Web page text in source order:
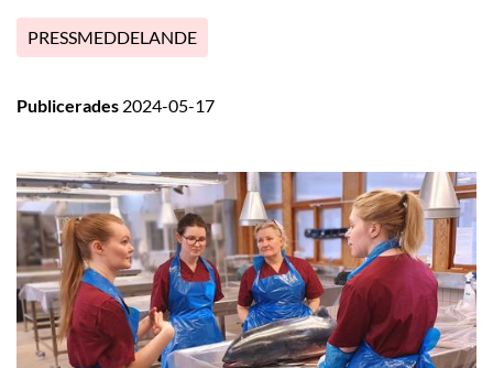
PRESSMEDDELANDE
Publicerades 2024-05-17